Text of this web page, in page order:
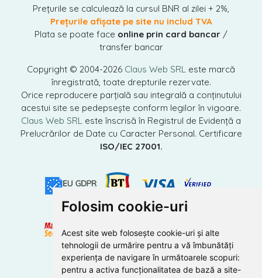
Folosim cookie-uri
Acest site web folosește cookie-uri și alte
tehnologii de urmărire pentru a vă îmbunătăți
experiența de navigare în următoarele scopuri:
pentru a activa funcționalitatea de bază a site-
Prețurile se calculează la cursul BNR al zilei + 2%,
Prețurile afișate pe site nu includ TVA
Plata se poate face online prin card bancar /
transfer bancar
Copyright © 2004-2026 Claus Web SRL este marcă
înregistrată, toate drepturile rezervate.
Orice reproducere parțială sau integrală a conținutului
acestui site se pedepsește conform legilor în vigoare.
Claus Web SRL este înscrisă în Registrul de Evidență a
Prelucrărilor de Date cu Caracter Personal. Certificare
ISO/IEC 27001.